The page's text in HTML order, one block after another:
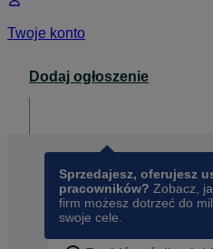
Twoje konto
Dodaj ogłoszenie
Sprzedajesz, oferujesz
pracowników? Zobacz,
firm możesz dotrzeć do
swoje cele.